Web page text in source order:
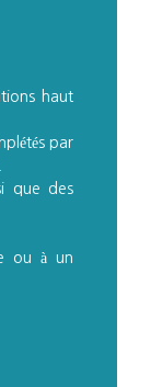
haut
par
que des
ou à un